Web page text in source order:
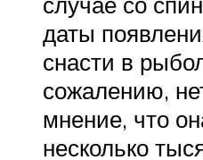
даты
снасти в
сожалению,
мнение, что
несколько